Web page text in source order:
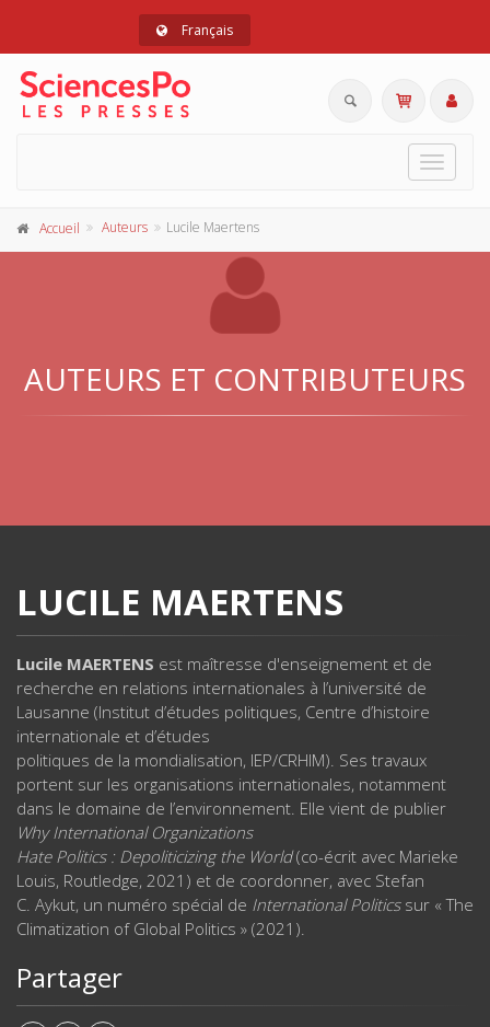
Français
Toggle
Accueil Auteurs Lucile Maertens
AUTEURS ET CONTRIBUTEURS
LUCILE MAERTENS
Lucile MAERTENS est maîtresse d'enseignement et de
recherche en relations internationales à l’université de
Lausanne (Institut d’études politiques, Centre d’histoire
internationale et d’études
politiques de la mondialisation, IEP/CRHIM). Ses travaux
portent sur les organisations internationales, notamment
dans le domaine de l’environnement. Elle vient de publier
Why International Organizations
Hate Politics : Depoliticizing the World(co-écrit avec Marieke
Louis, Routledge, 2021) et de coordonner, avec Stefan
C. Aykut, un numéro spécial de International Politicssur « The
Climatization of Global Politics » (2021).
Partager